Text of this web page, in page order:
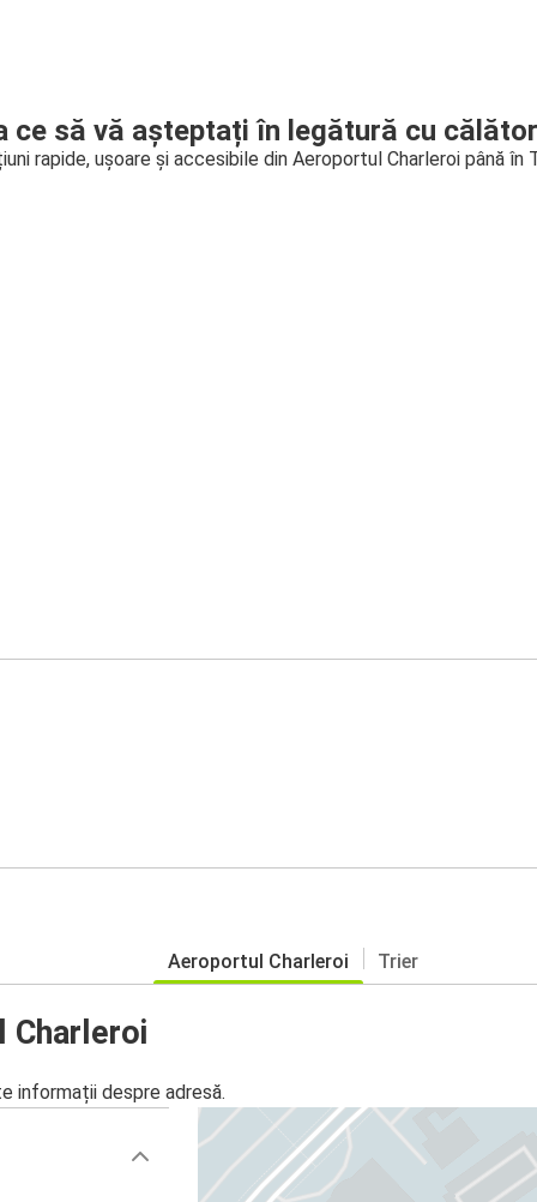
ce să vă așteptați în legătură cu
rapide, ușoare și accesibile din Aeroportul Charleroi până în
Aeroportul Charleroi Trier
Charleroi
informații despre adresă.